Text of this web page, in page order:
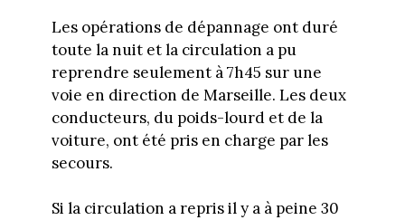
Les opérations de dépannage ont duré
toute la nuit et la circulation a pu
reprendre seulement à 7h45 sur une
voie en direction de Marseille. Les deux
conducteurs, du poids-lourd et de la
voiture, ont été pris en charge par les
secours.
Si la circulation a repris il y a à peine 30